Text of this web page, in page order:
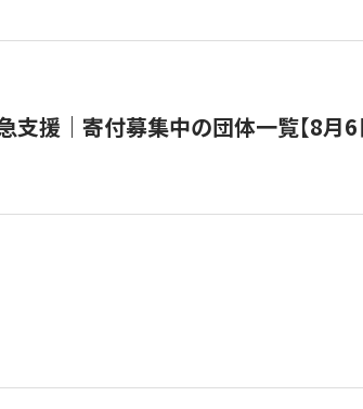
援｜寄付募集中の団体一覧【8月6